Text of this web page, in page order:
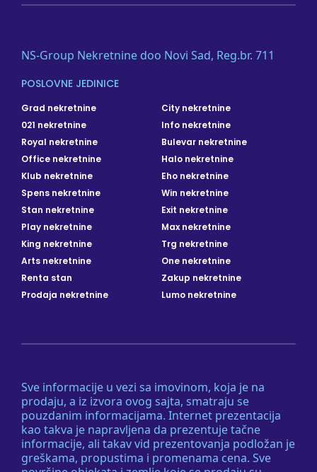
Sve informacije u vezi sa imovinom, koja je na
prodaju, a iz izvora ovog sajta, smatraju se
pouzdanim informacijama. Internet prezentacija
kao takva je napravljena da prezentuje tačne
informacije, ali takav vid prezentovanja podložan je
greškama, propustima i promenama cena. Sve
NS-Group Nekretnine doo Novi Sad, Reg.br. 711
POSLOVNE JEDINICE
Grad nekretnine
City nekretnine
021 nekretnine
Info nekretnine
Royal nekretnine
Bulevar nekretnine
Office nekretnine
Halo nekretnine
Klub nekretnine
Eho nekretnine
Spens nekretnine
Win nekretnine
Stan nekretnine
Exit nekretnine
Play nekretnine
Max nekretnine
King nekretnine
Trg nekretnine
Arts nekretnine
One nekretnine
Renta stan
Zakup nekretnine
Prodaja nekretnine
Lumo nekretnine